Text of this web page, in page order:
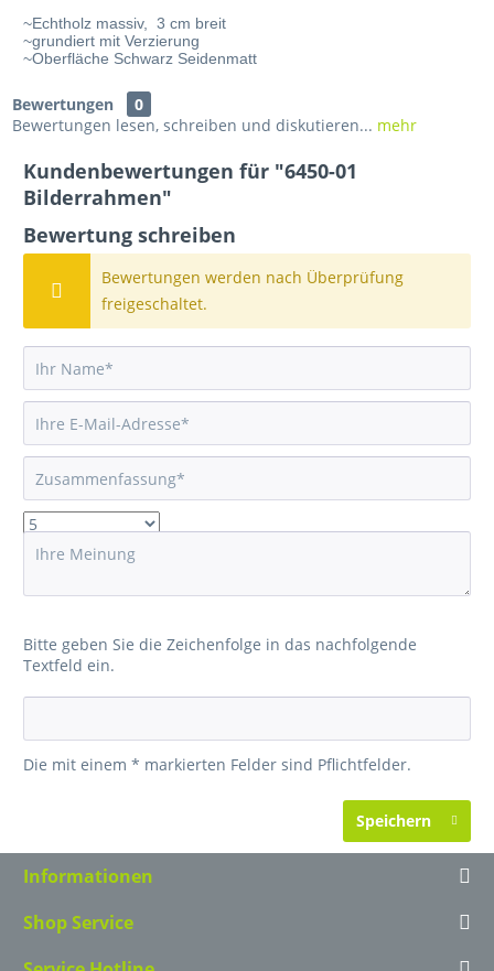
~Echtholz massiv,  3 cm breit
~grundiert mit Verzierung
~Oberfläche Schwarz Seidenmatt
Bewertungen
0
Bewertungen lesen, schreiben und diskutieren... mehr
Kundenbewertungen für "6450-01
Bilderrahmen"
Bewertung schreiben
Bewertungen werden nach Überprüfung
freigeschaltet.
Bitte geben Sie die Zeichenfolge in das nachfolgende
Textfeld ein.
Die mit einem * markierten Felder sind Pflichtfelder.
Speichern
Informationen
Shop Service